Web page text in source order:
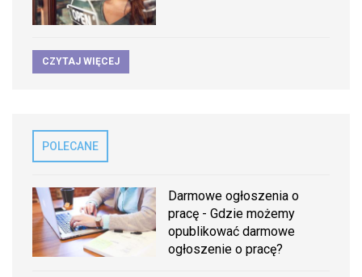
CZYTAJ WIĘCEJ
POLECANE
Darmowe ogłoszenia o
pracę - Gdzie możemy
opublikować darmowe
ogłoszenie o pracę?